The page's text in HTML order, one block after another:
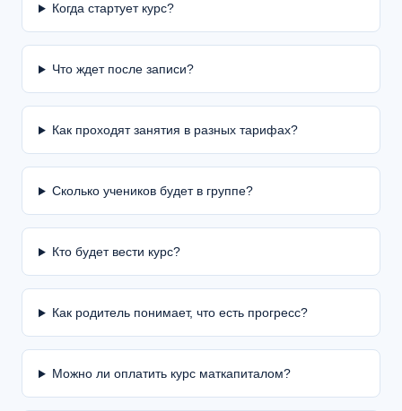
Когда стартует курс?
Что ждет после записи?
Как проходят занятия в разных тарифах?
Сколько учеников будет в группе?
Кто будет вести курс?
Как родитель понимает, что есть прогресс?
Можно ли оплатить курс маткапиталом?